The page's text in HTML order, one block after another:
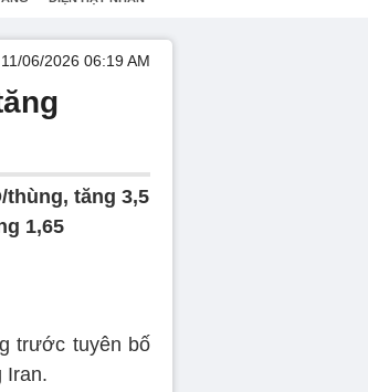
06/2026 06:19 AM
thùng, tăng 3,5
1,65
trước tuyên bố
Iran.